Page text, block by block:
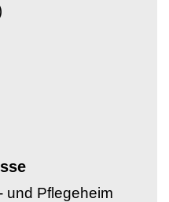
und Pflegeheim